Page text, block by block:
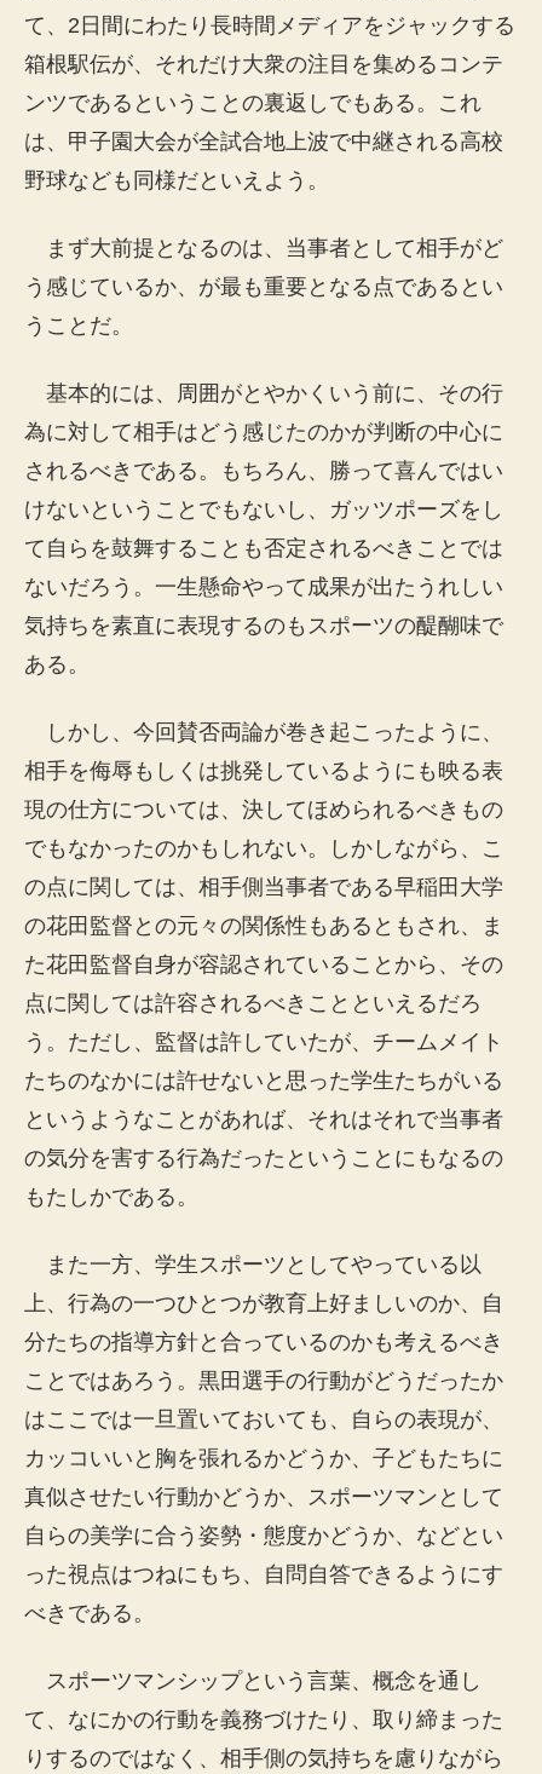
て、2日間にわたり長時間メディアをジャックする
箱根駅伝が、それだけ大衆の注目を集めるコンテ
ンツであるということの裏返しでもある。これ
は、甲子園大会が全試合地上波で中継される高校
野球なども同様だといえよう。
まず大前提となるのは、当事者として相手がど
う感じているか、が最も重要となる点であるとい
うことだ。
基本的には、周囲がとやかくいう前に、その行
為に対して相手はどう感じたのかが判断の中心に
されるべきである。もちろん、勝って喜んではい
けないということでもないし、ガッツポーズをし
て自らを鼓舞することも否定されるべきことでは
ないだろう。一生懸命やって成果が出たうれしい
気持ちを素直に表現するのもスポーツの醍醐味で
ある。
しかし、今回賛否両論が巻き起こったように、
相手を侮辱もしくは挑発しているようにも映る表
現の仕方については、決してほめられるべきもの
でもなかったのかもしれない。しかしながら、こ
の点に関しては、相手側当事者である早稲田大学
の花田監督との元々の関係性もあるともされ、ま
た花田監督自身が容認されていることから、その
点に関しては許容されるべきことといえるだろ
う。ただし、監督は許していたが、チームメイト
たちのなかには許せないと思った学生たちがいる
というようなことがあれば、それはそれで当事者
の気分を害する行為だったということにもなるの
もたしかである。
また一方、学生スポーツとしてやっている以
上、行為の一つひとつが教育上好ましいのか、自
分たちの指導方針と合っているのかも考えるべき
ことではあろう。黒田選手の行動がどうだったか
はここでは一旦置いておいても、自らの表現が、
カッコいいと胸を張れるかどうか、子どもたちに
真似させたい行動かどうか、スポーツマンとして
自らの美学に合う姿勢・態度かどうか、などとい
った視点はつねにもち、自問自答できるようにす
べきである。
スポーツマンシップという言葉、概念を通し
て、なにかの行動を義務づけたり、取り締まった
りするのではなく、相手側の気持ちを慮りながら